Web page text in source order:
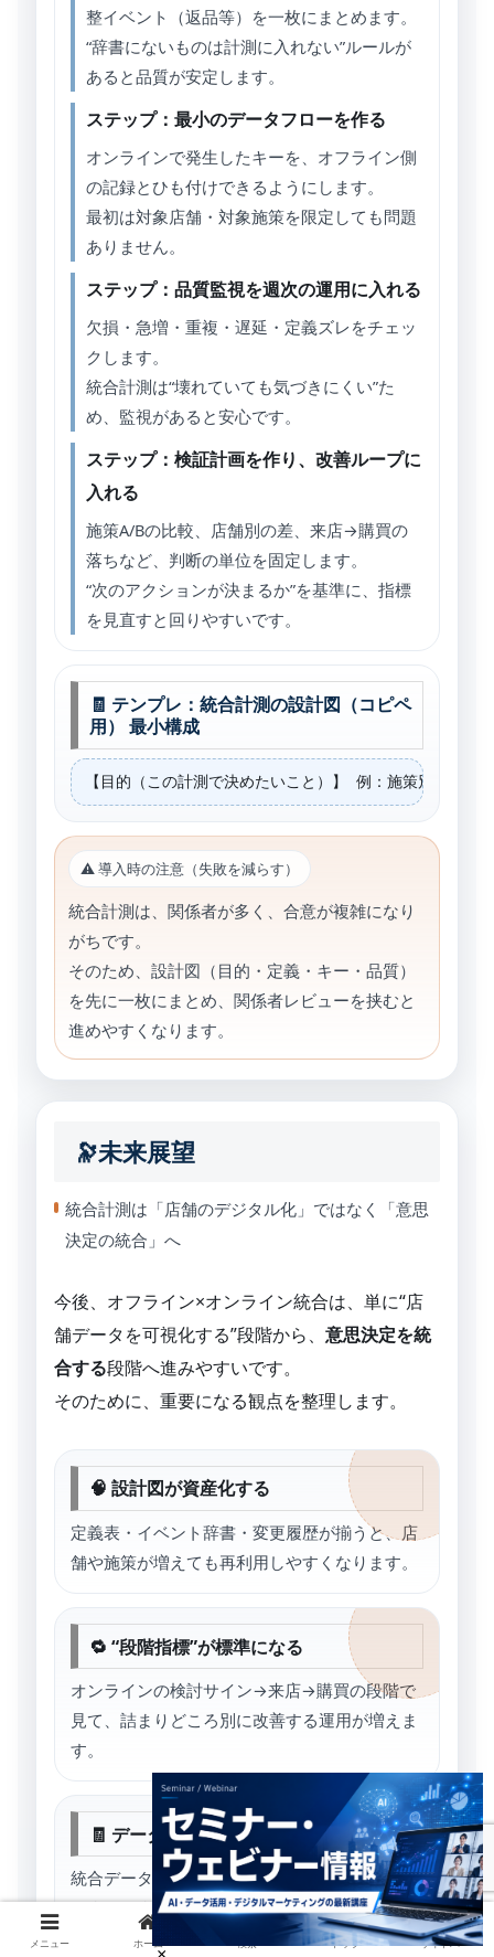
整イベント（返品等）を一枚にまとめます。
“辞書にないものは計測に入れない”ルールが
あると品質が安定します。
ステップ：最小のデータフローを作る
オンラインで発生したキーを、オフライン側
の記録とひも付けできるようにします。
最初は対象店舗・対象施策を限定しても問題
ありません。
ステップ：品質監視を週次の運用に入れる
欠損・急増・重複・遅延・定義ズレをチェッ
クします。
統合計測は“壊れていても気づきにくい”た
め、監視があると安心です。
ステップ：検証計画を作り、改善ループに
入れる
施策A/Bの比較、店舗別の差、来店→購買の
落ちなど、判断の単位を固定します。
“次のアクションが決まるか”を基準に、指標
を見直すと回りやすいです。
🧾 テンプレ：統合計測の設計図（コピペ
用） 最小構成
【目的（この計測で決めたいこと）】 例：施策別に「
⚠️ 導入時の注意（失敗を減らす）
統合計測は、関係者が多く、合意が複雑になり
がちです。
そのため、設計図（目的・定義・キー・品質）
を先に一枚にまとめ、関係者レビューを挟むと
進めやすくなります。
🔭未来展望
統合計測は「店舗のデジタル化」ではなく「意思
決定の統合」へ
今後、オフライン×オンライン統合は、単に“店
舗データを可視化する”段階から、 意思決定を統
合する段階へ進みやすいです。
そのために、重要になる観点を整理します。
🧠 設計図が資産化する
定義表・イベント辞書・変更履歴が揃うと、店
舗や施策が増えても再利用しやすくなります。
🔁 “段階指標”が標準になる
オンラインの検討サイン→来店→購買の段階で
見て、詰まりどころ別に改善する運用が増えま
す。
🧾 データ品質の重要性が上がる
統合データは、欠損や遅延があると判断が崩れ
やすいです。品質監視が実務上の差になりま
メニュー ホーム 検索 トップ サイドバー